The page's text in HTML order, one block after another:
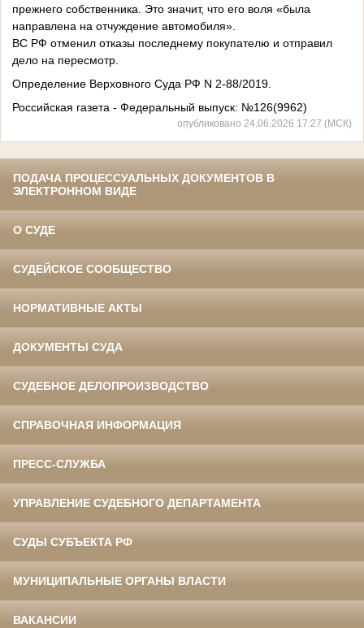
прежнего собственника. Это значит, что его воля «была
направлена на отчуждение автомобиля».
ВС РФ отменил отказы последнему покупателю и отправил
дело на пересмотр.
Определение Верховного Суда РФ N 2-88/2019.
Российская газета - Федеральный выпуск: №126(9962)
опубликовано 24.06.2026 17:27 (МСК)
ПОДАЧА ПРОЦЕССУАЛЬНЫХ ДОКУМЕНТОВ В
ЭЛЕКТРОННОМ ВИДЕ
О СУДЕ
СУДЕЙСКОЕ СООБЩЕСТВО
НОРМАТИВНЫЕ АКТЫ
ДОКУМЕНТЫ СУДА
СУДЕБНОЕ ДЕЛОПРОИЗВОДСТВО
СПРАВОЧНАЯ ИНФОРМАЦИЯ
ПРЕСС-СЛУЖБА
УПРАВЛЕНИЕ СУДЕБНОГО ДЕПАРТАМЕНТА
СУДЫ СУБЪЕКТА РФ
МУНИЦИПАЛЬНЫЕ ОРГАНЫ ВЛАСТИ
ВАКАНСИИ